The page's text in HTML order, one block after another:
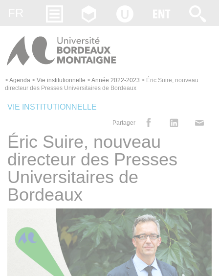
>Agenda > Vie institutionnelle >Année 2022-2023 > Éric Suire, nouveau
directeur des Presses Universitaires de Bordeaux
VIE INSTITUTIONNELLE
Partager
Éric Suire, nouveau
directeur des Presses
Universitaires de
Bordeaux